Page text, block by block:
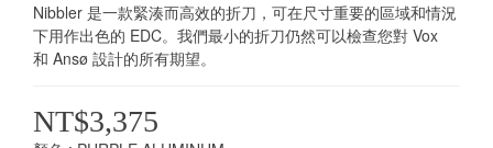
Nibbler 是一款緊湊而高效的折刀，可在尺寸重要的區域和情況
下用作出色的 EDC。我們最小的折刀仍然可以檢查您對 Vox
和 Ansø 設計的所有期望。
NT$3,375